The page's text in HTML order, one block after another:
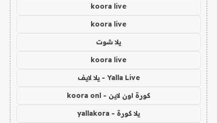
koora live
koora live
يلا شوت
koora live
Yalla Live - يلا لايف
كورة اون لاين - koora onl
يلا كورة - yallakora